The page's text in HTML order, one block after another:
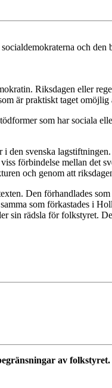
och
Riksdagen eller
är praktiskt taget omöjlig
som har sociala
svenska
förbindelse mellan det
och genom att
Den förhandlades
som förkastades i
sin rädsla för folkstyret.
av